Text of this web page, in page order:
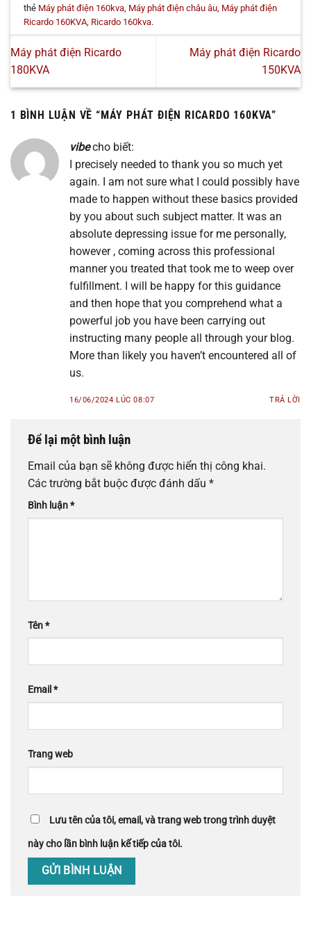
thẻ Máy phát điện 160kva Máy phát điện châu âu Máy phát điện
Ricardo 160KVA Ricardo 160kva.
Máy phát điện Ricardo
180KVA
Máy phát điện Ricardo
150KVA
1 BÌNH LUẬN VỀ “MÁY PHÁT ĐIỆN RICARDO 160KVA”
vibe cho biết:
I precisely needed to thank you so much yet
again. I am not sure what I could possibly have
made to happen without these basics provided
by you about such subject matter. It was an
absolute depressing issue for me personally,
however , coming across this professional
manner you treated that took me to weep over
fulfillment. I will be happy for this guidance
and then hope that you comprehend what a
powerful job you have been carrying out
instructing many people all through your blog.
More than likely you haven’t encountered all of
us.
16/06/2024 LÚC 08:07 TRẢ LỜI
Để lại một bình luận
Email của bạn sẽ không được hiển thị công khai.
Các trường bắt buộc được đánh dấu *
Bình luận*
Tên*
Email *
Trang web
Lưu tên của tôi, email, và trang web trong trình duyệt
này cho lần bình luận kế tiếp của tôi.